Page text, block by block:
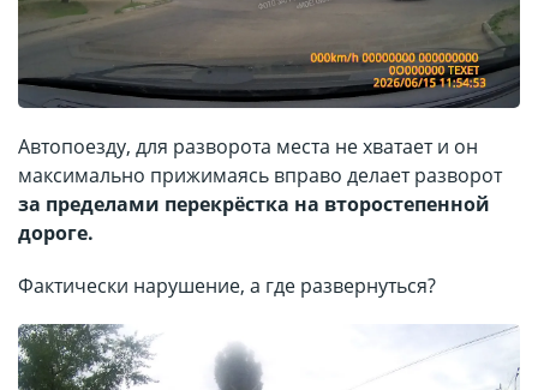
Автопоезду, для разворота места не хватает и он
максимально прижимаясь вправо делает разворот
за пределами перекрёстка на второстепенной
дороге.
Фактически нарушение, а где развернуться?